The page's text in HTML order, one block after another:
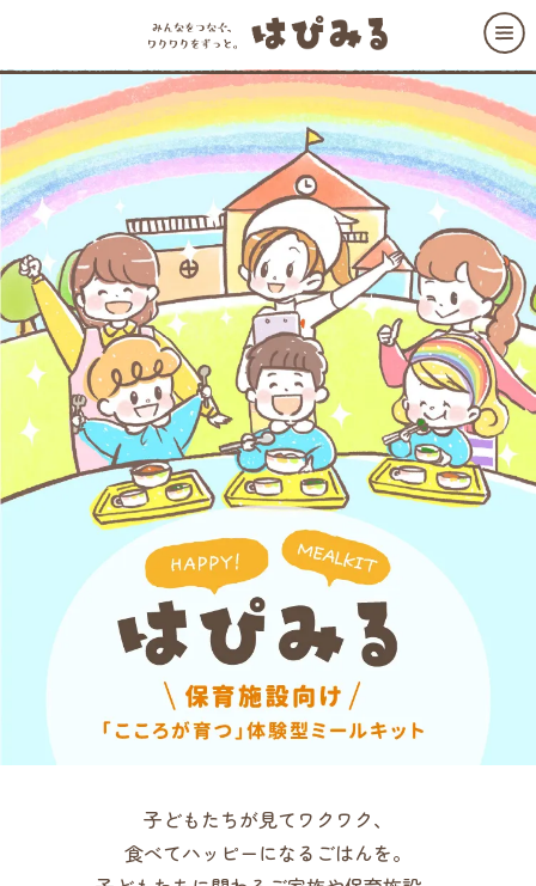
子どもたちが見てワクワク、
食べてハッピーになるごはんを。